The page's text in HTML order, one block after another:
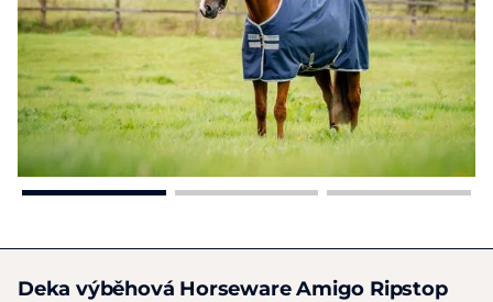
Deka výběhová Horseware Amigo Ripstop